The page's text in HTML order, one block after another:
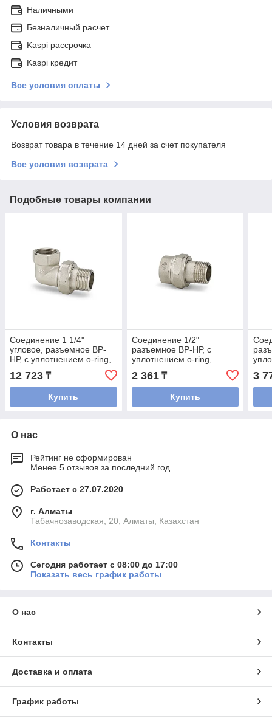
Наличными
Безналичный расчет
Kaspi рассрочка
Kaspi кредит
Все условия оплаты
Условия возврата
Возврат товара в течение 14 дней за счет покупателя
Все условия возврата
Подобные товары компании
Соединение 1 1/4"
угловое, разъемное ВР-
НР, с уплотнением o-ring,
никелированное, Varmega
12 723 ₸
Купить
Соединение 1/2"
разъемное ВР-НР, с
уплотнением o-ring,
никелированное, Varmega
2 361₸
Купить
3
О нас
Рейтинг не сформирован
Менее 5 отзывов за последний год
Работает с 27.07.2020
г. Алматы
Табачнозаводская, 20, Алматы, Казахстан
Контакты
Сегодня работает с 08:00 до 17:00
Показать весь график работы
О нас
Контакты
Доставка и оплата
График работы